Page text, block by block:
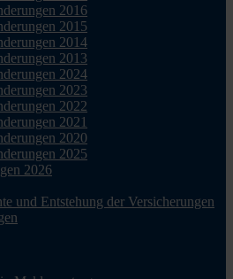
2016
2015
2014
2013
2024
2023
2022
2021
2020
2025
2026
und Entstehung der Versicherungen